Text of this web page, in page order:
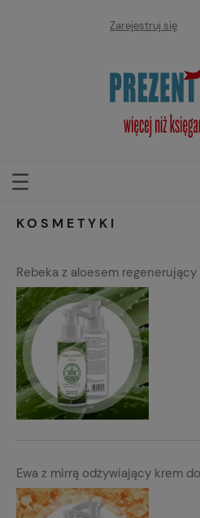
Zarejestruj się
KOSMETYKI
Rebeka z aloesem
Ewa z mirrą odżywiający krem